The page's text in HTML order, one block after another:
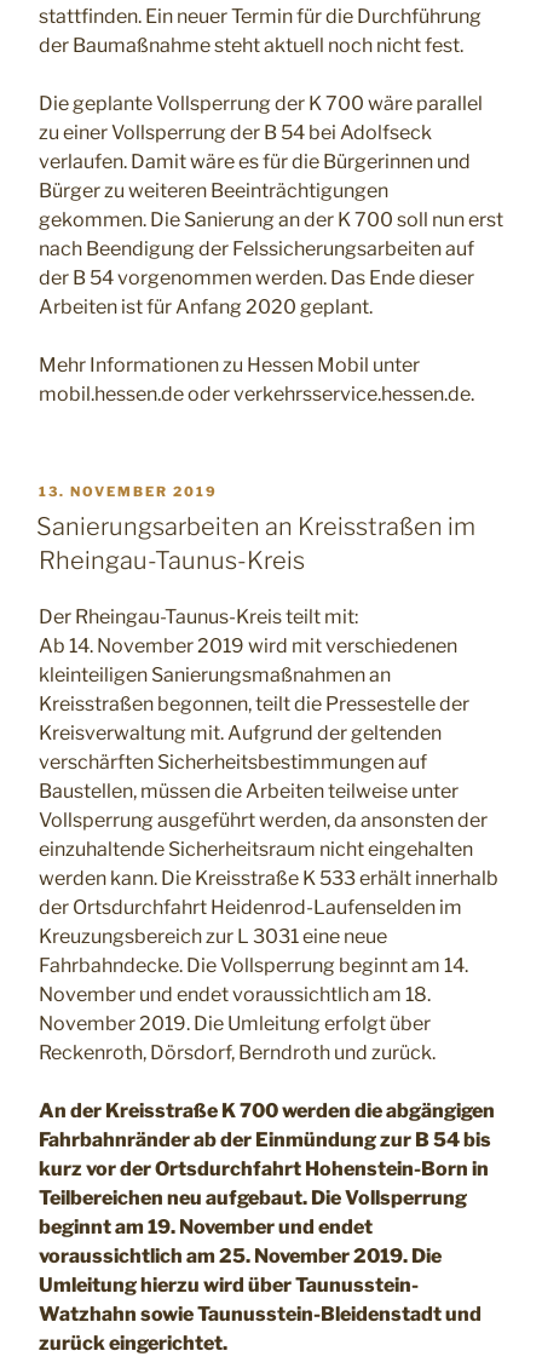
stattfinden. Ein neuer Termin für die Durchführung
der Baumaßnahme steht aktuell noch nicht fest.
Die geplante Vollsperrung der K 700 wäre parallel
zu einer Vollsperrung der B 54 bei Adolfseck
verlaufen. Damit wäre es für die Bürgerinnen und
Bürger zu weiteren Beeinträchtigungen
gekommen. Die Sanierung an der K 700 soll nun erst
nach Beendigung der Felssicherungsarbeiten auf
der B 54 vorgenommen werden. Das Ende dieser
Arbeiten ist für Anfang 2020 geplant.
Mehr Informationen zu Hessen Mobil unter
mobil.hessen.de oder verkehrsservice.hessen.de.
VERÖFFENTLICHT
AM
13. NOVEMBER 2019
Sanierungsarbeiten an Kreisstraßen im
Rheingau-Taunus-Kreis
Der Rheingau-Taunus-Kreis teilt mit:
Ab 14. November 2019 wird mit verschiedenen
kleinteiligen Sanierungsmaßnahmen an
Kreisstraßen begonnen, teilt die Pressestelle der
Kreisverwaltung mit. Aufgrund der geltenden
verschärften Sicherheitsbestimmungen auf
Baustellen, müssen die Arbeiten teilweise unter
Vollsperrung ausgeführt werden, da ansonsten der
einzuhaltende Sicherheitsraum nicht eingehalten
werden kann. Die Kreisstraße K 533 erhält innerhalb
der Ortsdurchfahrt Heidenrod-Laufenselden im
Kreuzungsbereich zur L 3031 eine neue
Fahrbahndecke. Die Vollsperrung beginnt am 14.
November und endet voraussichtlich am 18.
November 2019. Die Umleitung erfolgt über
Reckenroth, Dörsdorf, Berndroth und zurück.
An der Kreisstraße K 700 werden die abgängigen
Fahrbahnränder ab der Einmündung zur B 54 bis
kurz vor der Ortsdurchfahrt Hohenstein-Born in
Teilbereichen neu aufgebaut. Die Vollsperrung
beginnt am 19. November und endet
voraussichtlich am 25. November 2019. Die
Umleitung hierzu wird über Taunusstein-
Watzhahn sowie Taunusstein-Bleidenstadt und
zurück eingerichtet.